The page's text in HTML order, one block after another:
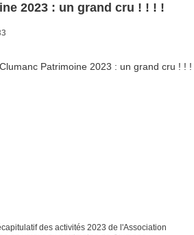
2023 : un grand cru ! ! ! !
des activités 2023 de l'Association